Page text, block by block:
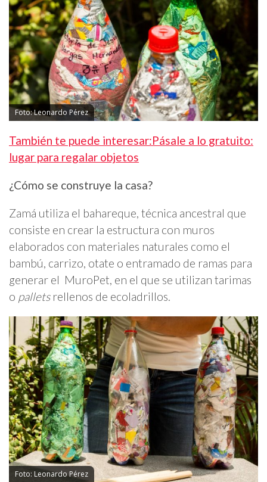
Foto: Leonardo Pérez
También te puede interesar:Pásale a lo gratuito:
lugar para regalar objetos
¿Cómo se construye la casa?
Zamá utiliza el bahareque, técnica ancestral que
consiste en crear la estructura con muros
elaborados con materiales naturales como el
bambú, carrizo, otate o entramado de ramas para
generar el MuroPet, en el que se utilizan tarimas
o palletsrellenos de ecoladrillos.
Foto: Leonardo Pérez